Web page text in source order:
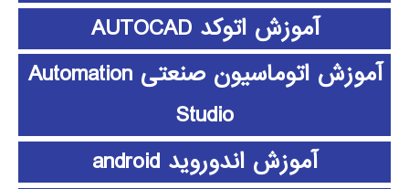
آموزش اتوکد AUTOCAD
آموزش اتوماسیون صنعتی Automation
Studio
آموزش اندوروید android